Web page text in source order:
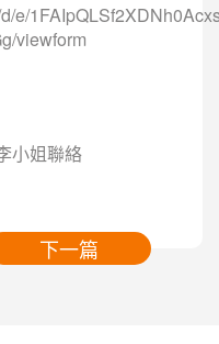
e/
viewform
小姐聯絡
下一篇